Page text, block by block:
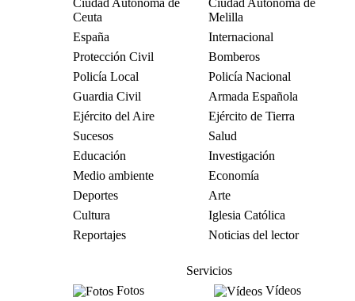
Ciudad Autónoma de
Ceuta
Ciudad Autónoma de
Melilla
España
Internacional
Protección Civil
Bomberos
Policía Local
Policía Nacional
Guardia Civil
Armada Española
Ejército del Aire
Ejército de Tierra
Sucesos
Salud
Educación
Investigación
Medio ambiente
Economía
Deportes
Arte
Cultura
Iglesia Católica
Reportajes
Noticias del lector
Servicios
Fotos
Vídeos